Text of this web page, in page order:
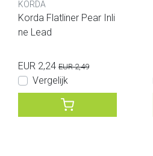
KORDA
Korda Flatliner Pear Inli
ne Lead
EUR 2,24 EUR 2,49
Vergelijk